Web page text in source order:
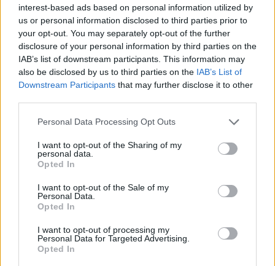
interest-based ads based on personal information utilized by
us or personal information disclosed to third parties prior to
your opt-out. You may separately opt-out of the further
disclosure of your personal information by third parties on the
IAB’s list of downstream participants. This information may
also be disclosed by us to third parties on the IAB’s List of
Downstream Participants that may further disclose it to other
Personal Data Processing Opt Outs
I want to opt-out of the Sharing of my
personal data.
Opted In
I want to opt-out of the Sale of my
Personal Data.
Opted In
I want to opt-out of processing my
Personal Data for Targeted Advertising.
Opted In
Technologijos
Proveržis kosmoso
moksle: galingiausias
teleskopas užfiksavo
istorinius Saulės
paviršiaus kadrus
Verslas
„Enefit“ vadovas palieka
pareigas